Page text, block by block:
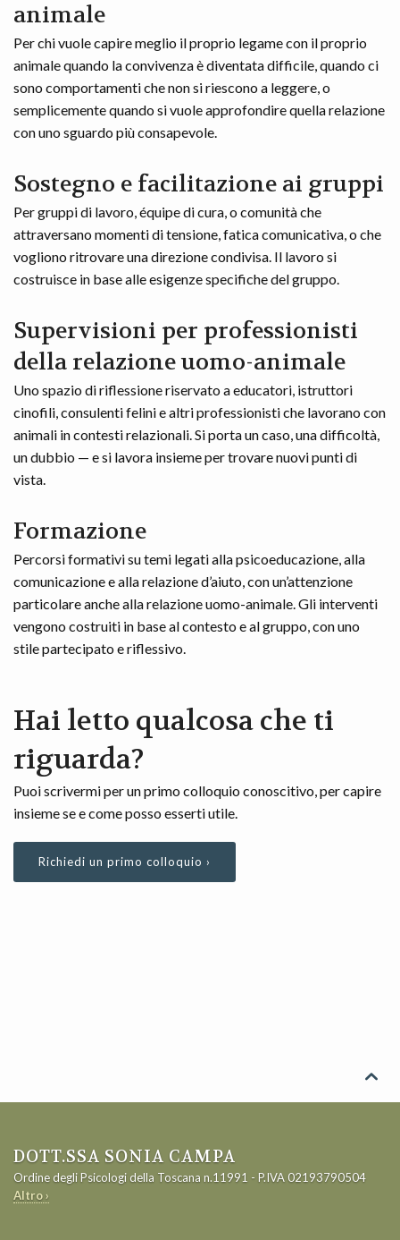
animale
Per chi vuole capire meglio il proprio legame con il proprio
animale quando la convivenza è diventata difficile, quando ci
sono comportamenti che non si riescono a leggere, o
semplicemente quando si vuole approfondire quella relazione
con uno sguardo più consapevole.
Sostegno e facilitazione ai gruppi
Per gruppi di lavoro, équipe di cura, o comunità che
attraversano momenti di tensione, fatica comunicativa, o che
vogliono ritrovare una direzione condivisa. Il lavoro si
costruisce in base alle esigenze specifiche del gruppo.
Supervisioni per professionisti
della relazione uomo-animale
Uno spazio di riflessione riservato a educatori, istruttori
cinofili, consulenti felini e altri professionisti che lavorano con
animali in contesti relazionali. Si porta un caso, una difficoltà,
un dubbio — e si lavora insieme per trovare nuovi punti di
vista.
Formazione
Percorsi formativi su temi legati alla psicoeducazione, alla
comunicazione e alla relazione d’aiuto, con un’attenzione
particolare anche alla relazione uomo-animale. Gli interventi
vengono costruiti in base al contesto e al gruppo, con uno
stile partecipato e riflessivo.
Hai letto qualcosa che ti
riguarda?
Puoi scrivermi per un primo colloquio conoscitivo, per capire
insieme se e come posso esserti utile.
Richiedi un primo colloquio ›

DOTT.SSA SONIA CAMPA
Ordine degli Psicologi della Toscana n.11991 - P.IVA 02193790504
Altro ›